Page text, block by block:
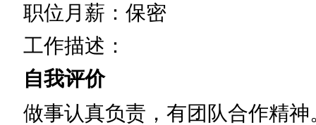
职位月薪：保密
工作描述：
自我评价
做事认真负责，有团队合作精神